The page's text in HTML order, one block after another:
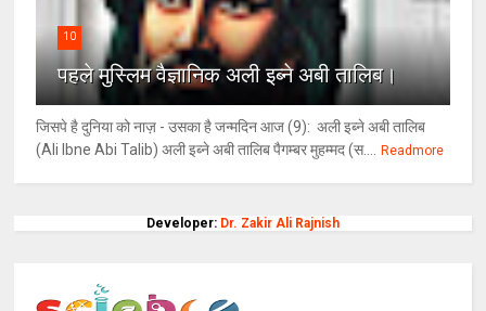
10
पहले मुस्लिम वैज्ञानिक अली इब्ने अबी तालिब।
जिसपे है दुनिया को नाज़ - उसका है जन्मदिन आज (9): अली इब्ने अबी तालिब
(Ali Ibne Abi Talib) अली इब्ने अबी तालिब पैगम्बर मुहम्मद (स....
Readmore
Developer: Dr. Zakir Ali Rajnish